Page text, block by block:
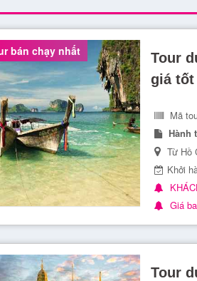
bán chạy nhất
Tour
giá tốt
Mã
Hành
Từ Hồ
Khởi
Giá
Tour